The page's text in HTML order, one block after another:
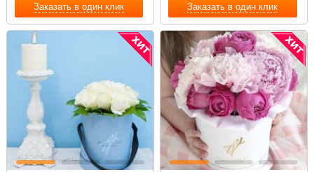
Заказать в один клик Заказать в один клик